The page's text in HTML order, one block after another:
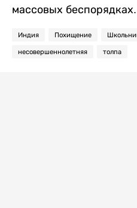
массовых беспорядках.
Индия Похищение
несовершеннолетняя толпа